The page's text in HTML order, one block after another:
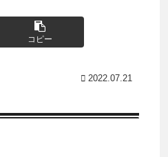
コピー
2022.07.21